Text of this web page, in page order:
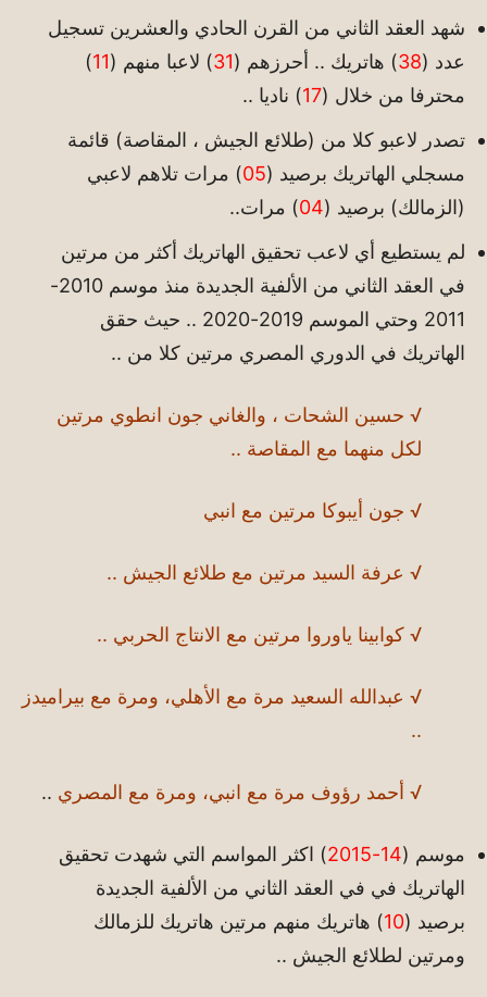
شهد العقد الثاني من القرن الحادي والعشرين تسجيل
عدد (38) هاتريك .. أحرزهم (31) لاعبا منهم (11
)
محترفا من خلال (17) ناديا ..
تصدر لاعبو كلا من (طلائع الجيش ، المقاصة) قائمة
مسجلي الهاتريك برصيد (05) مرات تلاهم لاعبي
(الزمالك) برصيد (04) مرات..
لم يستطيع أي لاعب تحقيق الهاتريك أكثر من مرتين
في العقد الثاني من الألفية الجديدة منذ موسم 2010-
2011 وحتي الموسم 2019-2020 .. حيث حقق
الهاتريك في الدوري المصري مرتين كلا من ..
√ حسين الشحات ، والغاني جون انطوي مرتين
لكل منهما مع المقاصة ..
√ جون أيبوكا مرتين مع انبي
√ عرفة السيد مرتين مع طلائع الجيش ..
√ كوابينا ياوروا مرتين مع الانتاج الحربي ..
√ عبدالله السعيد مرة مع الأهلي، ومرة مع بيراميدز
..
√ أحمد رؤوف مرة مع انبي، ومرة مع المصري ..
موسم (14-2015
) اكثر المواسم التي شهدت تحقيق
الهاتريك في في العقد الثاني من الألفية الجديدة
برصيد (10) هاتريك منهم مرتين هاتريك للزمالك
ومرتين لطلائع الجيش ..